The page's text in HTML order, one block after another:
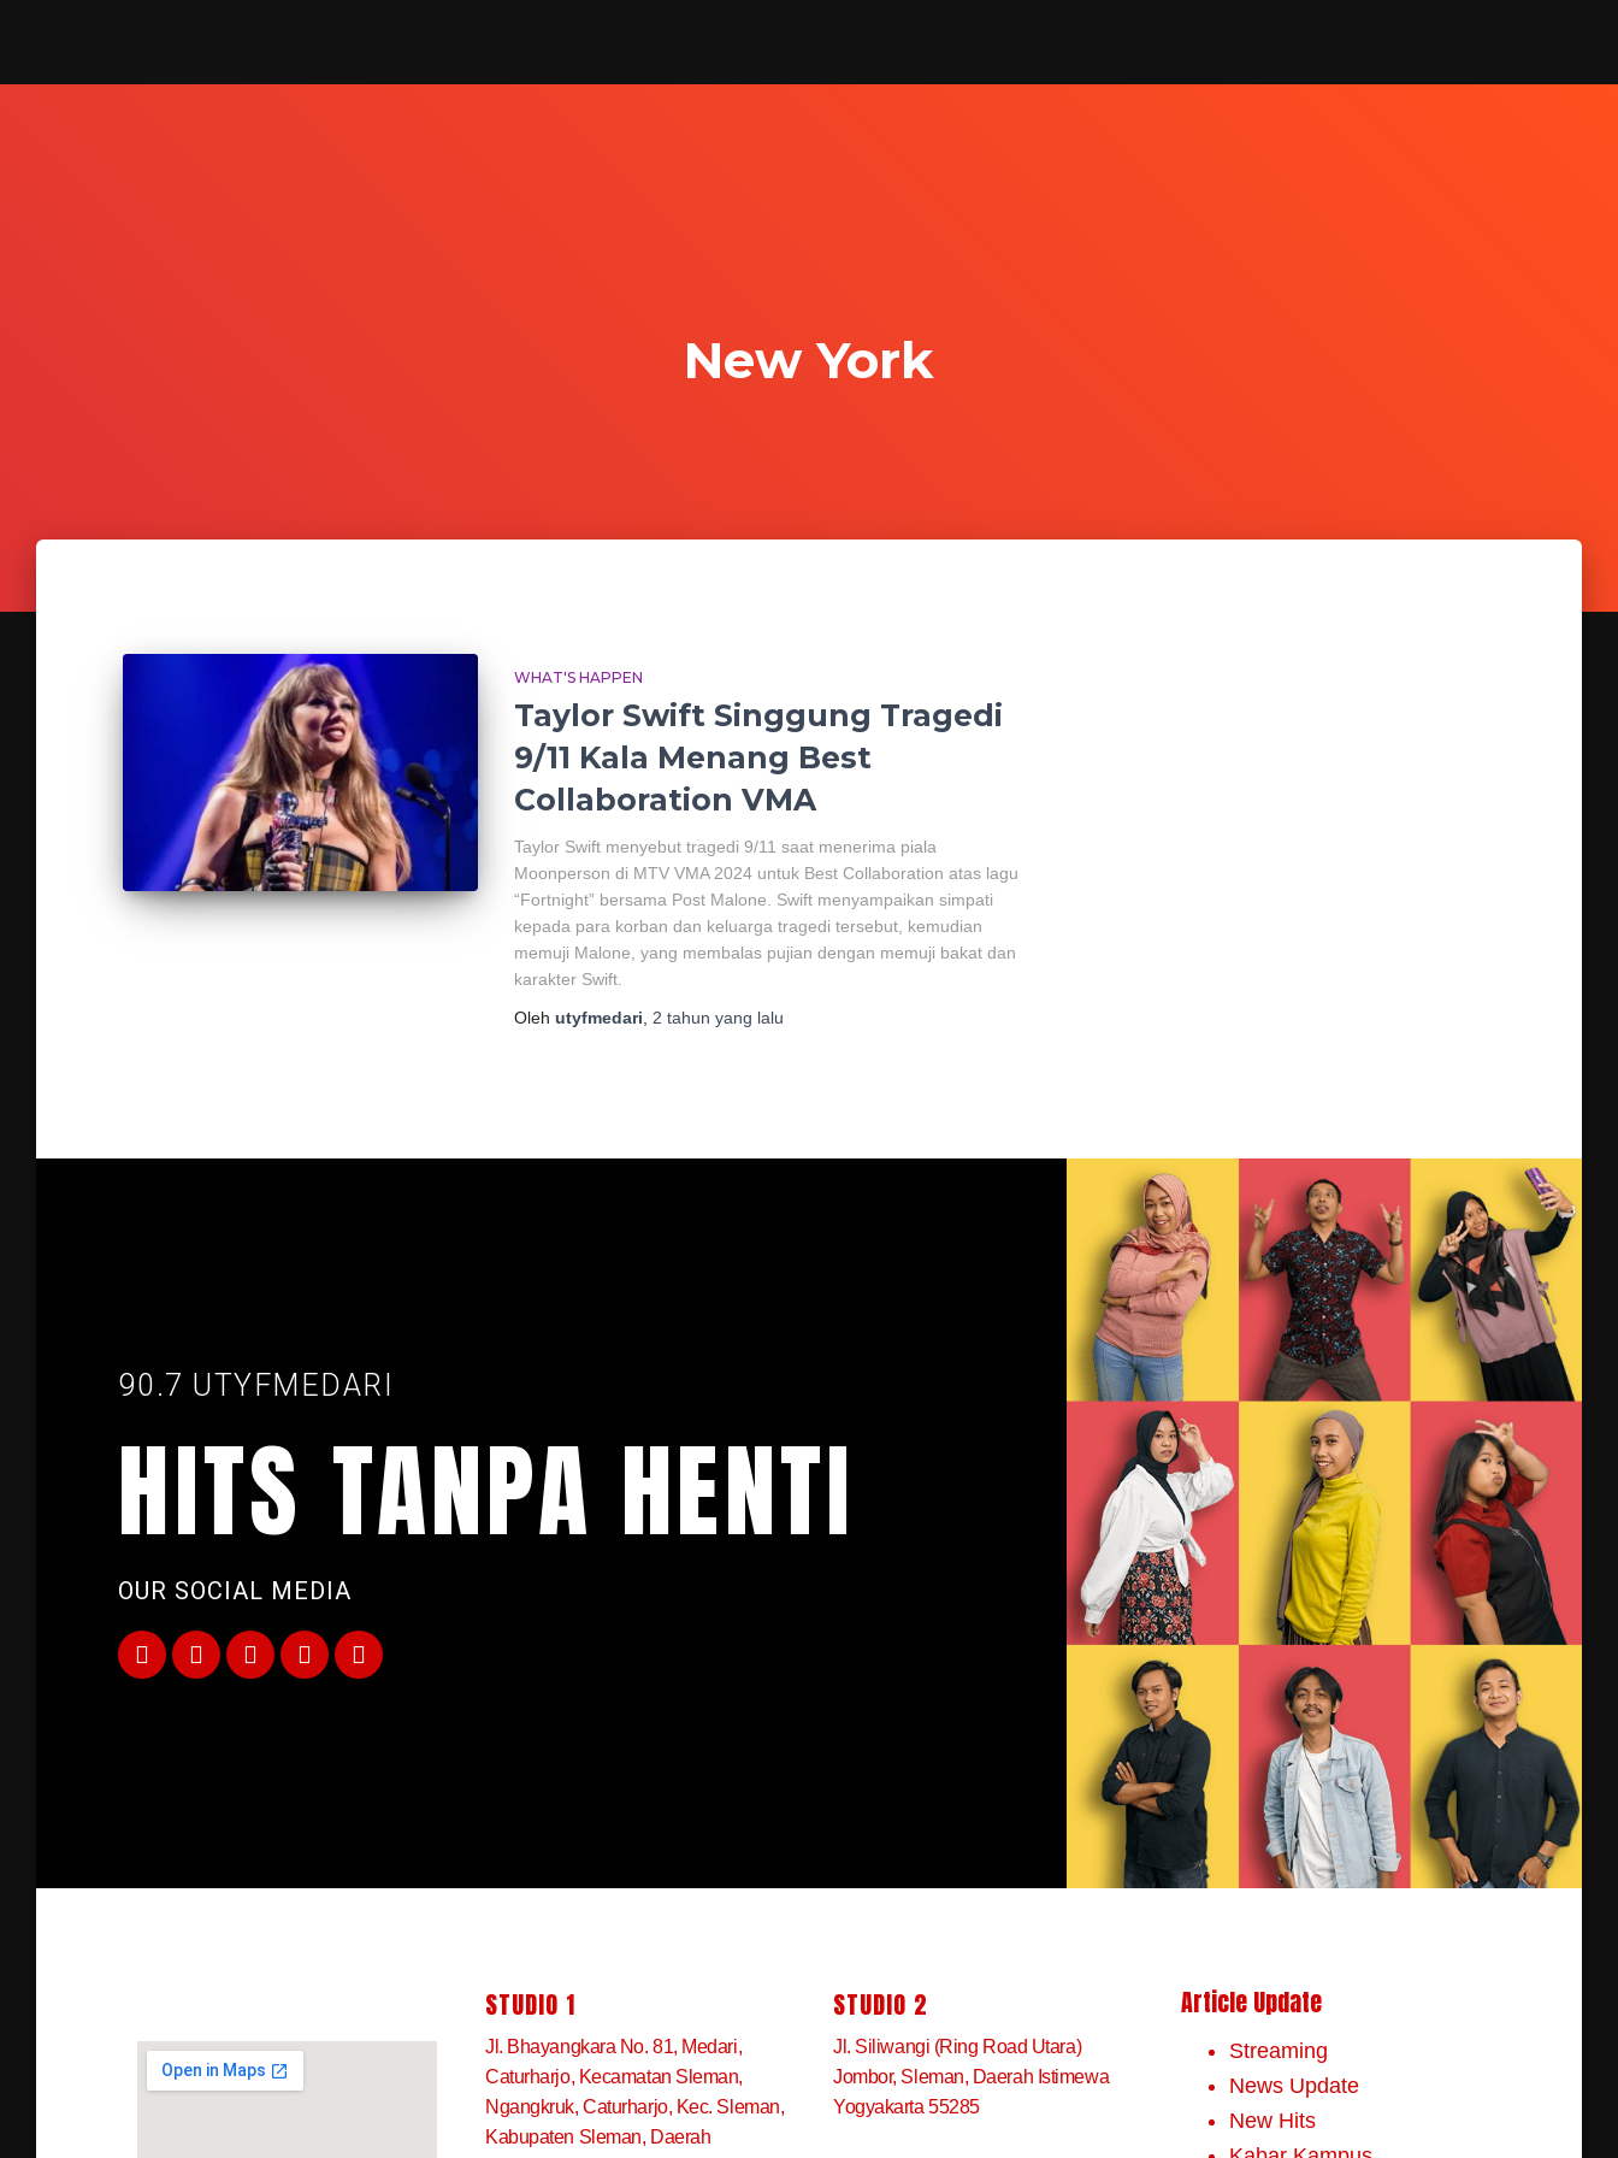
New York
WHAT'S HAPPEN
Taylor Swift Singgung Tragedi
9/11 Kala Menang Best
Collaboration VMA
Taylor Swift menyebut tragedi 9/11 saat menerima piala
Moonperson di MTV VMA 2024 untuk Best Collaboration atas lagu
“Fortnight” bersama Post Malone. Swift menyampaikan simpati
kepada para korban dan keluarga tragedi tersebut, kemudian
memuji Malone, yang membalas pujian dengan memuji bakat dan
karakter Swift.
Oleh utyfmedari 2 tahun yang lalu
90.7 UTYFMEDARI
HITS TANPA HENTI
OUR SOCIAL MEDIA
STUDIO 1
Jl. Bhayangkara No. 81, Medari,
Caturharjo, Kecamatan Sleman,
Ngangkruk, Caturharjo, Kec. Sleman,
Kabupaten Sleman, Daerah
STUDIO 2
Jl. Siliwangi (Ring Road Utara)
Jombor, Sleman, Daerah Istimewa
Yogyakarta 55285
Article Update
Streaming
News Update
New Hits